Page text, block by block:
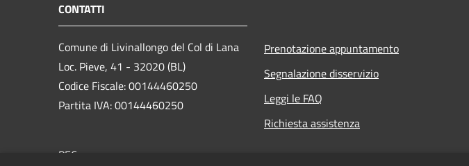
CONTATTI
Comune di Livinallongo del Col di Lana
Loc. Pieve, 41 - 32020 (BL)
Codice Fiscale: 00144460250
Partita IVA: 00144460250
PEC:
Prenotazione appuntamento
Segnalazione disservizio
Leggi le FAQ
Richiesta assistenza